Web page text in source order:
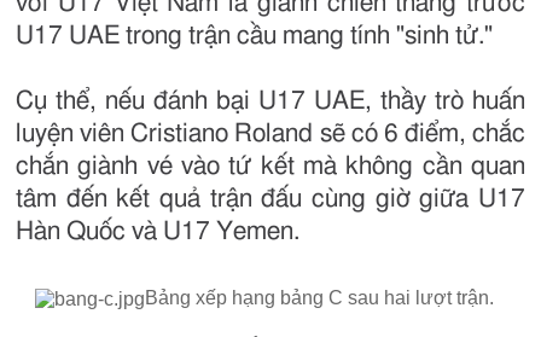
U17 UAE trong trận cầu mang tính "sinh tử."
Cụ thể, nếu đánh bại U17 UAE, thầy trò huấn
luyện viên Cristiano Roland sẽ có 6 điểm, chắc
chắn giành vé vào tứ kết mà không cần quan
tâm đến kết quả trận đấu cùng giờ giữa U17
Hàn Quốc và U17 Yemen.
Bảng xếp hạng bảng C sau hai lượt trận.